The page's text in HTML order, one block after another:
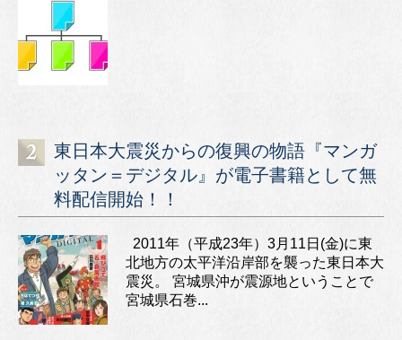
東日本大震災からの復興の物語『マンガ
ッタン＝デジタル』が電子書籍として無
料配信開始！！
2011年（平成23年）3月11日(金)に東
北地方の太平洋沿岸部を襲った東日本大
震災。 宮城県沖が震源地ということで
宮城県石巻...